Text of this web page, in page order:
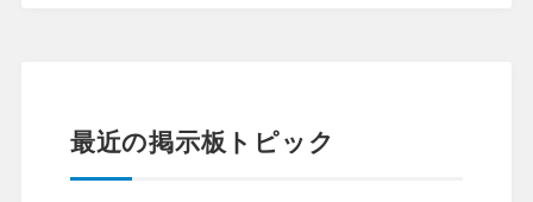
最近の掲示板トピック